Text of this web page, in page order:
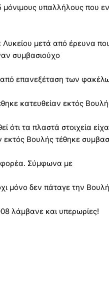
μόνιμους υπαλλήλους που
μετά από έρευνα που
συμβασιούχο
επανεξέταση των
κατευθείαν εκτός
ότι τα πλαστά στοιχεία
Βουλής τέθηκε
φορέα. Σύμφωνα με
μόνο δεν πάταγε την Βουλή
λάμβανε και υπερωρίες!